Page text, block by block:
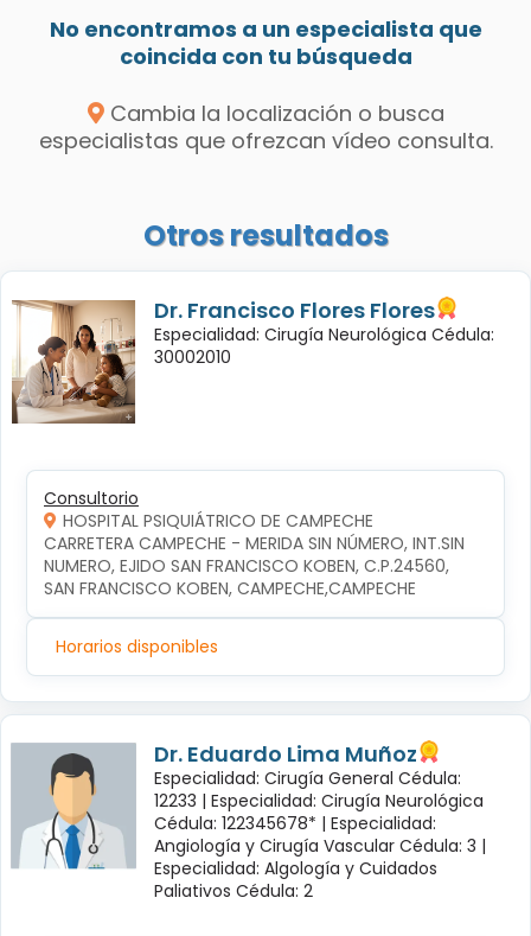
No encontramos a un especialista que
coincida con tu búsqueda
Cambia la localización o busca
especialistas que ofrezcan vídeo consulta.
Otros resultados
Dr. Francisco Flores Flores
Especialidad: Cirugía Neurológica Cédula:
30002010
Consultorio
HOSPITAL PSIQUIÁTRICO DE CAMPECHE
CARRETERA CAMPECHE - MERIDA SIN NÚMERO, INT.SIN
NUMERO, EJIDO SAN FRANCISCO KOBEN, C.P.24560,
SAN FRANCISCO KOBEN, CAMPECHE,CAMPECHE
Horarios disponibles
Dr. Eduardo Lima Muñoz
Especialidad: Cirugía General Cédula:
12233 | Especialidad: Cirugía Neurológica
Cédula: 122345678* | Especialidad:
Angiología y Cirugía Vascular Cédula: 3 |
Especialidad: Algología y Cuidados
Paliativos Cédula: 2